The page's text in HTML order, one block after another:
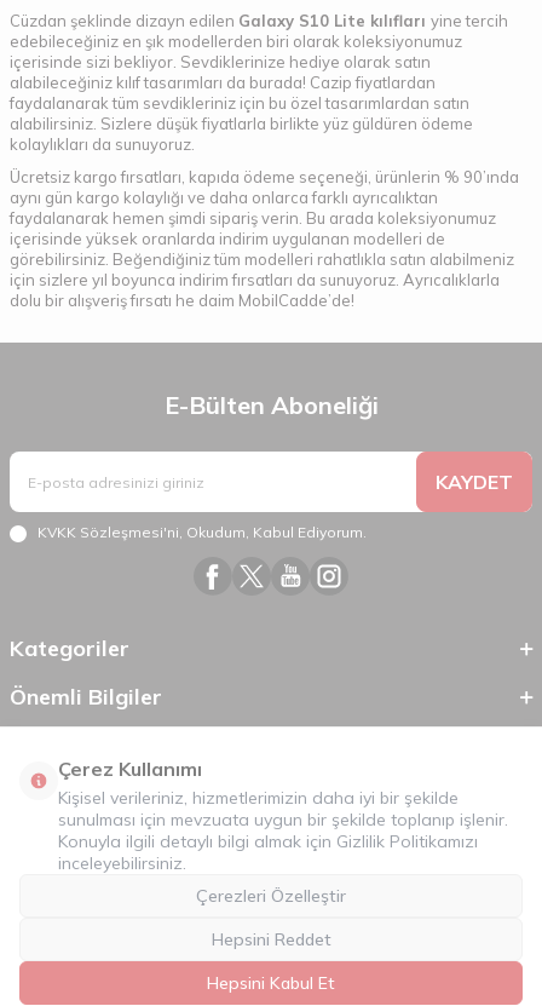
Cüzdan şeklinde dizayn edilen Galaxy S10 Lite kılıfları yine tercih
edebileceğiniz en şık modellerden biri olarak koleksiyonumuz
içerisinde sizi bekliyor. Sevdiklerinize hediye olarak satın
alabileceğiniz kılıf tasarımları da burada! Cazip fiyatlardan
faydalanarak tüm sevdikleriniz için bu özel tasarımlardan satın
alabilirsiniz. Sizlere düşük fiyatlarla birlikte yüz güldüren ödeme
kolaylıkları da sunuyoruz.
Ücretsiz kargo fırsatları, kapıda ödeme seçeneği, ürünlerin % 90’ında
aynı gün kargo kolaylığı ve daha onlarca farklı ayrıcalıktan
faydalanarak hemen şimdi sipariş verin. Bu arada koleksiyonumuz
içerisinde yüksek oranlarda indirim uygulanan modelleri de
görebilirsiniz. Beğendiğiniz tüm modelleri rahatlıkla satın alabilmeniz
için sizlere yıl boyunca indirim fırsatları da sunuyoruz. Ayrıcalıklarla
dolu bir alışveriş fırsatı he daim MobilCadde’de!
E-Bülten Aboneliği
KAYDET
KVKK Sözleşmesi'ni, Okudum, Kabul Ediyorum.
Kategoriler
Önemli Bilgiler
©2026Tüm Hakkı Saklıdır.Mobilcadde.com
Çerez Kullanımı
Kişisel verileriniz, hizmetlerimizin daha iyi bir şekilde
sunulması için mevzuata uygun bir şekilde toplanıp işlenir.
Konuyla ilgili detaylı bilgi almak için Gizlilik Politikamızı
inceleyebilirsiniz.
Çerezleri Özelleştir
Hepsini Reddet
Hepsini Kabul Et